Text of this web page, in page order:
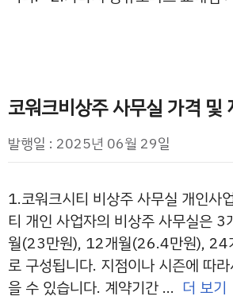
코워크비상주 사무실 가격 및
발행일 : 2025년 06월 29일
1.코워크시티 비상주 사무실 개인사
티 개인 사업자의 비상주 사무실은
월(23만원), 12개월(26.4만원), 24
로 구성됩니다. 지점이나 시즌에 따
을 수 있습니다. 계약기간 … 더 보기